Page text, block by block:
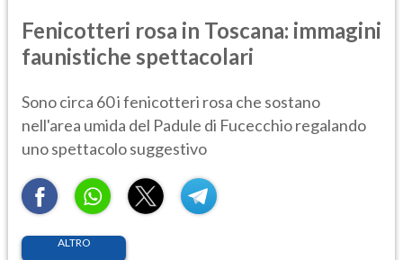
Fenicotteri rosa in Toscana: immagini
faunistiche spettacolari
Sono circa 60 i fenicotteri rosa che sostano
nell'area umida del Padule di Fucecchio regalando
uno spettacolo suggestivo
ALTRO